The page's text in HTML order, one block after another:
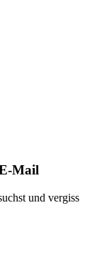
Mail
und vergiss